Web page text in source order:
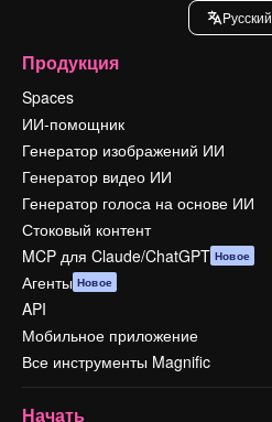
Pусский
Продукция
Spaces
ИИ-помощник
Генератор изображений ИИ
Генератор видео ИИ
Генератор голоса на основе ИИ
Стоковый контент
MCP для Claude/ChatGPT Новое
Агенты Новое
API
Мобильное приложение
Все инструменты Magnific
Начать